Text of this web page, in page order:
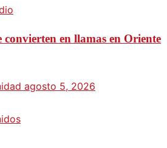
convierten en llamas en Oriente
agosto 5, 2026